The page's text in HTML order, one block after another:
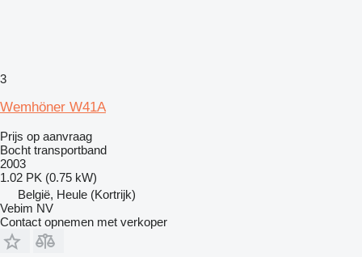
3
Wemhöner W41A
Prijs op aanvraag
Bocht transportband
2003
1.02 PK (0.75 kW)
België, Heule (Kortrijk)
Vebim NV
Contact opnemen met verkoper